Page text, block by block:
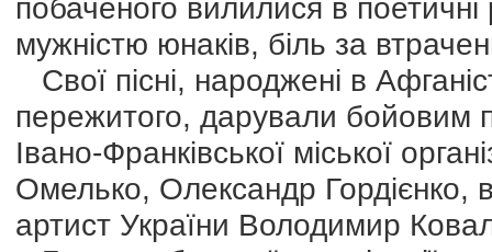
побаченого вилилися в
мужністю юнаків, біль за
Свої пісні, народжені в
пережитого, дарували бойовим
Івано-Франківської міської
Омелько, Олександр Гордієнко,
артист України Володимир